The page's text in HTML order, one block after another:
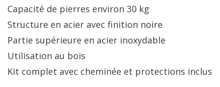
Capacité de pierres environ 30 kg
Structure en acier avec finition noire
Partie supérieure en acier inoxydable
Utilisation au bois
Kit complet avec cheminée et protections inclus